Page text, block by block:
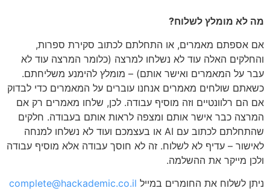
מה לא מומלץ לשלוח?
אם אספתם מאמרים, או התחלתם לכתוב סקירת ספרות,
והחלקים האלה עוד לא נשלחו למרצה (כלומר המרצה עוד לא
עבר על המאמרים ואישר אותם) – מומלץ להימנע משליחתם.
כשאתם שולחים מאמרים אנחנו עוברים על המאמרים כדי לבדוק
אם הם רלוונטיים וזה מוסיף עבודה. לכן, שלחו מאמרים רק אם
המרצה כבר אישר אותם ומצפה לראות אותם בעבודה. חלקים
שהתחלתם לכתוב עם AI או בעצמכם ועוד לא נשלחו למנחה
לאישור – עדיף לא לשלוח. זה לא חוסך עבודה אלא מוסיף עבודה
ולכן מייקר את ההשלמה.
ניתן לשלוח את החומרים במייל complete@hackademic.co.il